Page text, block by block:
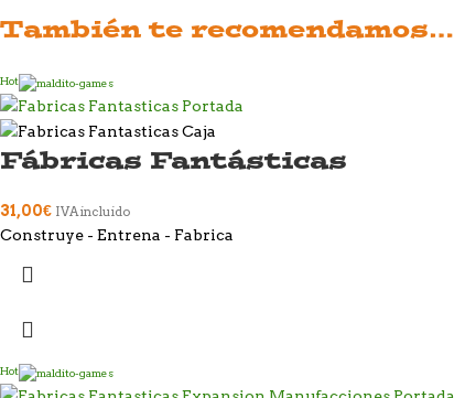
También te recomendamos…
Hot
Fábricas Fantásticas
31,00€ IVA incluido
Construye - Entrena - Fabrica
Hot